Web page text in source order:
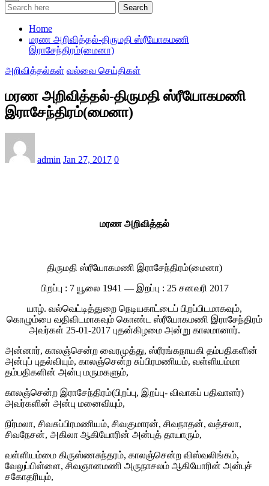
Search
Home
மரண அறிவித்தல்-திருமதி ஸ்ரீயோகமணி
இராசேந்திரம்(மைனா)
அறிவித்தல்கள் வல்வை செய்திகள்
மரண அறிவித்தல்-திருமதி ஸ்ரீயோகமணி
இராசேந்திரம்(மைனா)
admin Jan 27, 2017 0
மரண அறிவித்தல்
திருமதி ஸ்ரீயோகமணி இராசேந்திரம்(மைனா)
பிறப்பு : 7 யூலை 1941 — இறப்பு : 25 சனவரி 2017
யாழ். வல்வெட்டித்துறை நெடியகாட்டைப் பிறப்பிடமாகவும்,
கொழும்பை வதிவிடமாகவும் கொண்ட ஸ்ரீயோகமணி இராசேந்திரம்
அவர்கள் 25-01-2017 புதன்கிழமை அன்று காலமானார்.
அன்னார், காலஞ்சென்ற வைரமுத்து, ஸ்ரீரங்கநாயகி தம்பதிகளின்
அன்புப் புதல்வியும், காலஞ்சென்ற சுப்பிரமணியம், வள்ளியம்மா
தம்பதிகளின் அன்பு மருமகளும்,
காலஞ்சென்ற இராசேந்திரம்(பிறப்பு, இறப்பு- விவாகப் பதிவாளர்)
அவர்களின் அன்பு மனைவியும்,
நிர்மலா, சிவசுப்பிரமணியம், சிவகுமாரன், சிவநாதன், வத்சலா,
சிவநேசன், அகிலா ஆகியோரின் அன்புத் தாயாரும்,
வள்ளியம்மை கிருஸ்ணசுந்தரம், காலஞ்சென்ற விஸ்வலிங்கம்,
வேலுப்பிள்ளை, சிவஞானமணி அருநாசலம் ஆகியோரின் அன்புச்
சகோதரியும்,